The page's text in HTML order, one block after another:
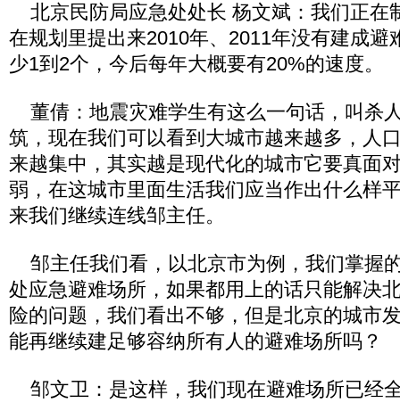
北京民防局应急处处长 杨文斌：我们正在
在规划里提出来2010年、2011年没有建成避
少1到2个，今后每年大概要有20%的速度。
董倩：地震灾难学生有这么一句话，叫杀
筑，现在我们可以看到大城市越来越多，人
来越集中，其实越是现代化的城市它要真面
弱，在这城市里面生活我们应当作出什么样
来我们继续连线邹主任。
邹主任我们看，以北京市为例，我们掌握
处应急避难场所，如果都用上的话只能解决
险的问题，我们看出不够，但是北京的城市
能再继续建足够容纳所有人的避难场所吗？
邹文卫：是这样，我们现在避难场所已经